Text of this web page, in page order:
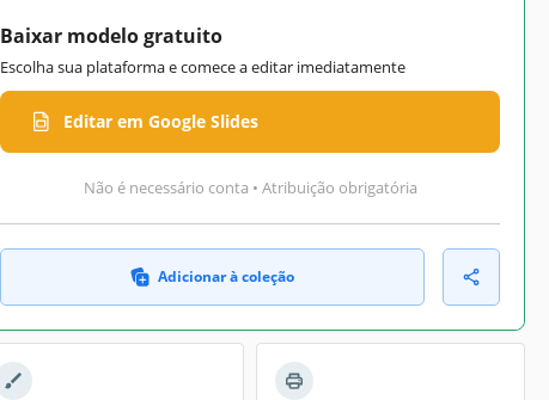
Baixar modelo gratuito
Escolha sua plataforma e comece a editar imediatamente
Editar em Google Slides
Não é necessário conta • Atribuição obrigatória
Adicionar à coleção